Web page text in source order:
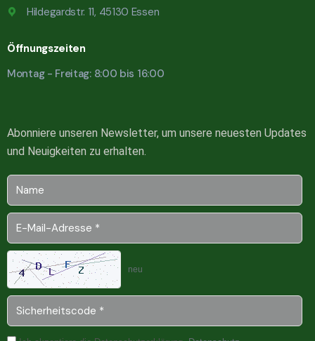
Hildegardstr. 11, 45130 Essen
Öffnungszeiten
Montag - Freitag: 8:00 bis 16:00
Abonniere unseren Newsletter, um unsere neuesten Updates
und Neuigkeiten zu erhalten.
neu